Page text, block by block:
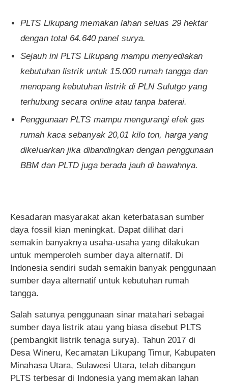
PLTS Likupang memakan lahan seluas 29 hektar
dengan total 64.640 panel surya.
Sejauh ini PLTS Likupang mampu menyediakan
kebutuhan listrik untuk 15.000 rumah tangga dan
menopang kebutuhan listrik di PLN Sulutgo yang
terhubung secara online atau tanpa baterai.
Penggunaan PLTS mampu mengurangi efek gas
rumah kaca sebanyak 20,01 kilo ton, harga yang
dikeluarkan jika dibandingkan dengan penggunaan
BBM dan PLTD juga berada jauh di bawahnya.
Kesadaran masyarakat akan keterbatasan sumber
daya fossil kian meningkat. Dapat dilihat dari
semakin banyaknya usaha-usaha yang dilakukan
untuk memperoleh sumber daya alternatif. Di
Indonesia sendiri sudah semakin banyak penggunaan
sumber daya alternatif untuk kebutuhan rumah
tangga.
Salah satunya penggunaan sinar matahari sebagai
sumber daya listrik atau yang biasa disebut PLTS
(pembangkit listrik tenaga surya). Tahun 2017 di
Desa Wineru, Kecamatan Likupang Timur, Kabupaten
Minahasa Utara, Sulawesi Utara, telah dibangun
PLTS terbesar di Indonesia yang memakan lahan